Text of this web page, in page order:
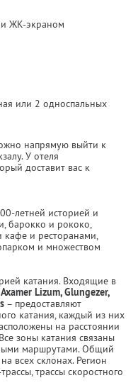
ЖК-экраном
или 2 односпальных
напрямую выйти к
У отеля
доставит вас к
летней историей и
барокко и рококо,
кафе и ресторанами,
и множеством
катания. Входящие в
Lizum, Glungezer,
– предоставляют
катания, каждый из них
на расстоянии
зоны катания связаны
маршрутами. Общий
всех склонах. Регион
трассы скоростного